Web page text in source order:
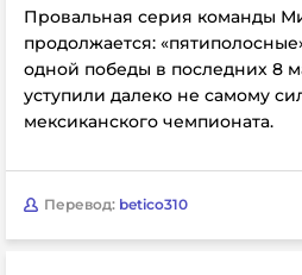
Провальная серия команды
продолжается:
одной победы в последних 8
уступили далеко не самому
мексиканского чемпионата.
Перевод: betico310